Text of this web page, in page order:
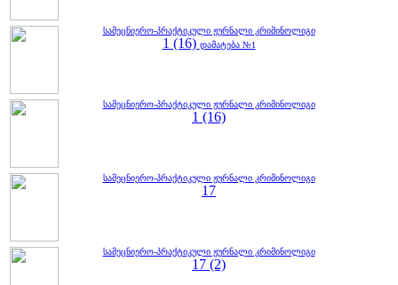
სამეცნიერო-პრაქტიკული ჟურნალი კრიმინოლიგი
1 (16) დამატება №1
სამეცნიერო-პრაქტიკული ჟურნალი კრიმინოლიგი
1 (16)
სამეცნიერო-პრაქტიკული ჟურნალი კრიმინოლიგი
17
სამეცნიერო-პრაქტიკული ჟურნალი კრიმინოლიგი
17 (2)